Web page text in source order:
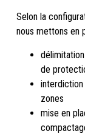
Selon la
nous mettons en
de
zones
mise en